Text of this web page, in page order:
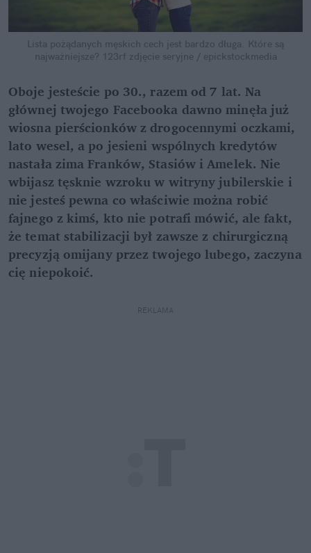
Lista pożądanych męskich cech jest bardzo długa. Które są
najważniejsze? 123rf zdjęcie seryjne / epickstockmedia
Oboje jesteście po 30., razem od 7 lat. Na
głównej twojego Facebooka dawno minęła już
wiosna pierścionków z drogocennymi oczkami,
lato wesel, a po jesieni wspólnych kredytów
nastała zima Franków, Stasiów i Amelek. Nie
wbijasz tęsknie wzroku w witryny jubilerskie i
nie jesteś pewna co właściwie można robić
fajnego z kimś, kto nie potrafi mówić, ale fakt,
że temat stabilizacji był zawsze z chirurgiczną
precyzją omijany przez twojego lubego, zaczyna
cię niepokoić.
REKLAMA